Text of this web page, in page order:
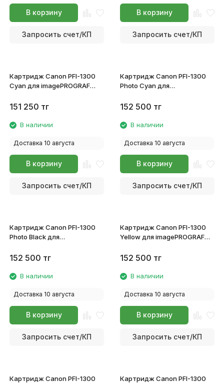
В корзину
Запросить счет/КП
В корзину
Запросить счет/КП
Картридж Canon PFI-1300
Cyan для imagePROGRAF
2100/4100/6100/4100S/6100S
151 250 тг
В наличии
Доставка 10 августа
В корзину
Запросить счет/КП
Картридж Canon PFI-1300
Photo Cyan для
2100/4100/6100/4100S/6100S
152 500 тг
В наличии
Доставка 10 августа
В корзину
Запросить счет/КП
Картридж Canon PFI-1300
Photo Black для
2100/4100/6100/4100S/6100S
152 500 тг
В наличии
Доставка 10 августа
В корзину
Запросить счет/КП
Картридж Canon PFI-1300
Yellow для imagePROGRAF
2100/4100/6100/4100S/6100S
152 500 тг
В наличии
Доставка 10 августа
В корзину
Запросить счет/КП
Картридж Canon PFI-1300
Картридж Canon PFI-1300